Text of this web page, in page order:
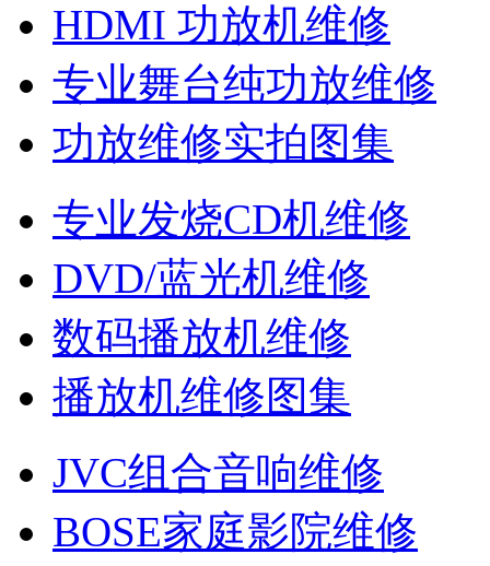
HDMI 功放机维修
专业舞台纯功放维修
功放维修实拍图集
专业发烧CD机维修
DVD/蓝光机维修
数码播放机维修
播放机维修图集
JVC组合音响维修
BOSE家庭影院维修